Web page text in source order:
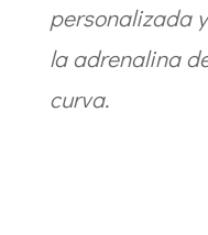
personalizada
la adrenalina
curva.